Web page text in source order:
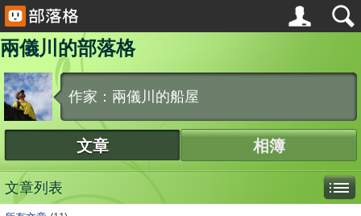
兩儀川的部落格
作家：兩儀川的船屋
文章 相簿
文章列表